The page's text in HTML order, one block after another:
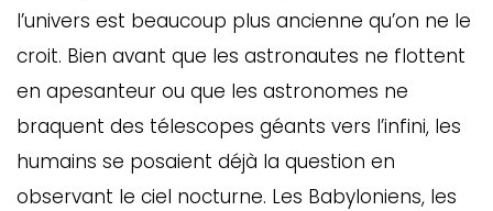
l’univers est beaucoup plus ancienne qu’on ne le
croit. Bien avant que les astronautes ne flottent
en apesanteur ou que les astronomes ne
braquent des télescopes géants vers l’infini, les
humains se posaient déjà la question en
observant le ciel nocturne. Les Babyloniens, les